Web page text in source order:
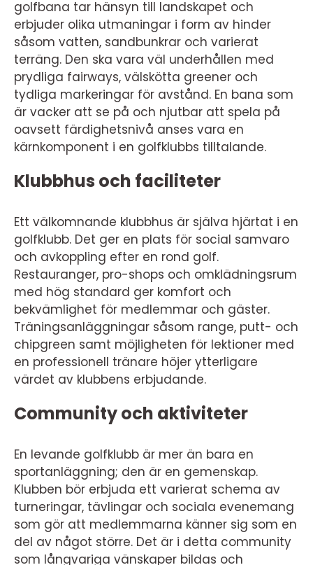
golfbana tar hänsyn till landskapet och
erbjuder olika utmaningar i form av hinder
såsom vatten, sandbunkrar och varierat
terräng. Den ska vara väl underhållen med
prydliga fairways, välskötta greener och
tydliga markeringar för avstånd. En bana som
är vacker att se på och njutbar att spela på
oavsett färdighetsnivå anses vara en
kärnkomponent i en golfklubbs tilltalande.
Klubbhus och faciliteter
Ett välkomnande klubbhus är själva hjärtat i en
golfklubb. Det ger en plats för social samvaro
och avkoppling efter en rond golf.
Restauranger, pro-shops och omklädningsrum
med hög standard ger komfort och
bekvämlighet för medlemmar och gäster.
Träningsanläggningar såsom range, putt- och
chipgreen samt möjligheten för lektioner med
en professionell tränare höjer ytterligare
värdet av klubbens erbjudande.
Community och aktiviteter
En levande golfklubb är mer än bara en
sportanläggning; den är en gemenskap.
Klubben bör erbjuda ett varierat schema av
turneringar, tävlingar och sociala evenemang
som gör att medlemmarna känner sig som en
del av något större. Det är i detta community
som långvariga vänskaper bildas och